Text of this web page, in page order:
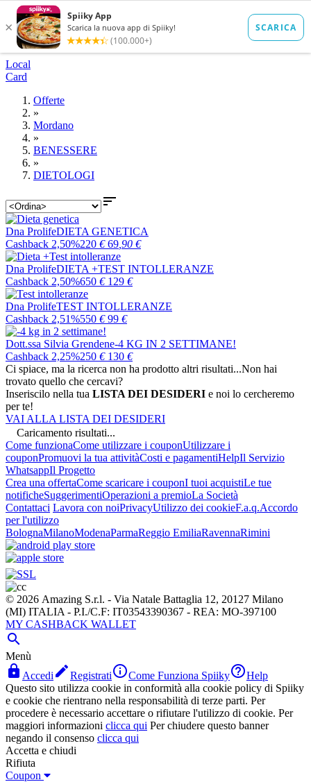
Local
Card
Offerte
»
Mordano
»
BENESSERE
»
DIETOLOGI

Dna ProlifeDIETA GENETICA
Cashback 2,50%220 € 69 ,90 €
Dna ProlifeDIETA +TEST INTOLLERANZE
Cashback 2,50%650 € 129 €
Dna ProlifeTEST INTOLLERANZE
Cashback 2,51%550 € 99 €
Dott.ssa Silvia Grendene-4 KG IN 2 SETTIMANE!
Cashback 2,25%250 € 130 €
Ci spiace, ma la ricerca non ha prodotto altri risultati...Non hai
trovato quello che cercavi?
Inseriscilo nella tua LISTA DEI DESIDERI e noi lo cercheremo
per te!
VAI ALLA LISTA DEI DESIDERI
Caricamento risultati...
Come funzionaCome utilizzare i couponUtilizzare i
couponPromuovi la tua attivitàCosti e pagamentiHelpIl Servizio
WhatsappIl Progetto
Crea una offertaCome scaricare i couponI tuoi acquistiLe tue
notificheSuggerimentiOperazioni a premioLa Società
Contattaci Lavora con noiPrivacyUtilizzo dei cookieF.a.q.Accordo
per l'utilizzo
BolognaMilanoModenaParmaReggio EmiliaRavennaRimini
© 2026 Amazing S.r.l. - Via Natale Battaglia 12, 20127 Milano
(MI) ITALIA - P.I./C.F: IT03543390367 - REA: MO-397100
MY CASHBACK WALLET

Menù
 Accedi RegistratiCome Funziona SpiikyHelp
Questo sito utilizza cookie in conformità alla cookie policy di Spiiky
e cookie che rientrano nella responsabilità di terze parti. Per
procedere è necessario accettare o rifiutare l'utilizzo di cookie. Per
maggiori informazioni clicca qui Per chiudere questo banner
negando il consenso clicca qui
Accetta e chiudi
Rifiuta
Coupon